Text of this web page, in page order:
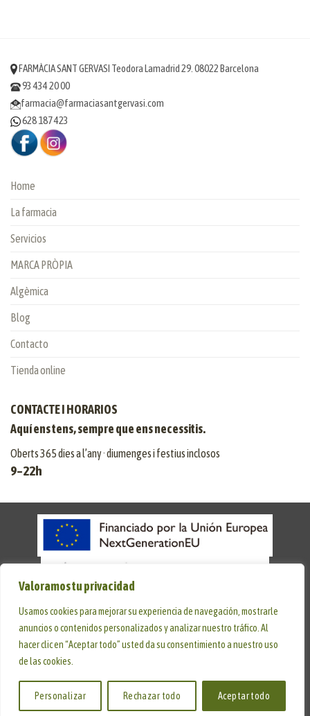
Valoramos tu privacidad
Usamos cookies para mejorar su experiencia de navegación, mostrarle
anuncios o contenidos personalizados y analizar nuestro tráfico. Al
hacer clic en “Aceptar todo” usted da su consentimiento a nuestro uso
de las cookies.
Personalizar Rechazar todo Aceptar todo
FARMÀCIA SANT GERVASI Teodora Lamadrid 29. 08022 Barcelona
93 434 20 00
farmacia@farmaciasantgervasi.com
628 187 423
Home
La farmacia
Servicios
MARCA PRÒPIA
Algèmica
Blog
Contacto
Tienda online
CONTACTE I HORARIOS
Aquí ens tens, sempre que ens necessitis.
Oberts 365 dies a l’any · diumenges i festius inclosos
9–22h
AVISO LEGAL POLÍTICA DE COOKIES POLÍTICA DE PRIVACIDAD ACCESIBILIDAD
Copyright 2026 © Desarrollado por